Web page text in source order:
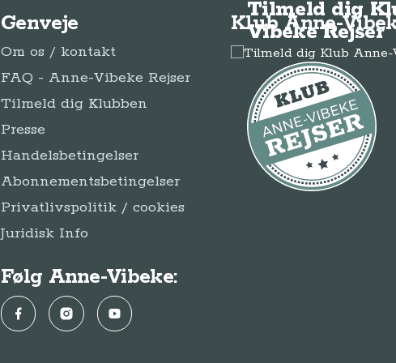
Genveje
Om os / kontakt
FAQ - Anne-Vibeke Rejser
Tilmeld dig Klubben
Presse
Handelsbetingelser
Abonnementsbetingelser
Privatlivspolitik / cookies
Juridisk Info
Følg Anne-Vibeke:
FacebookInstagramYouTube
Klub Anne-
Tilmeld dig
Vibeke Rejser